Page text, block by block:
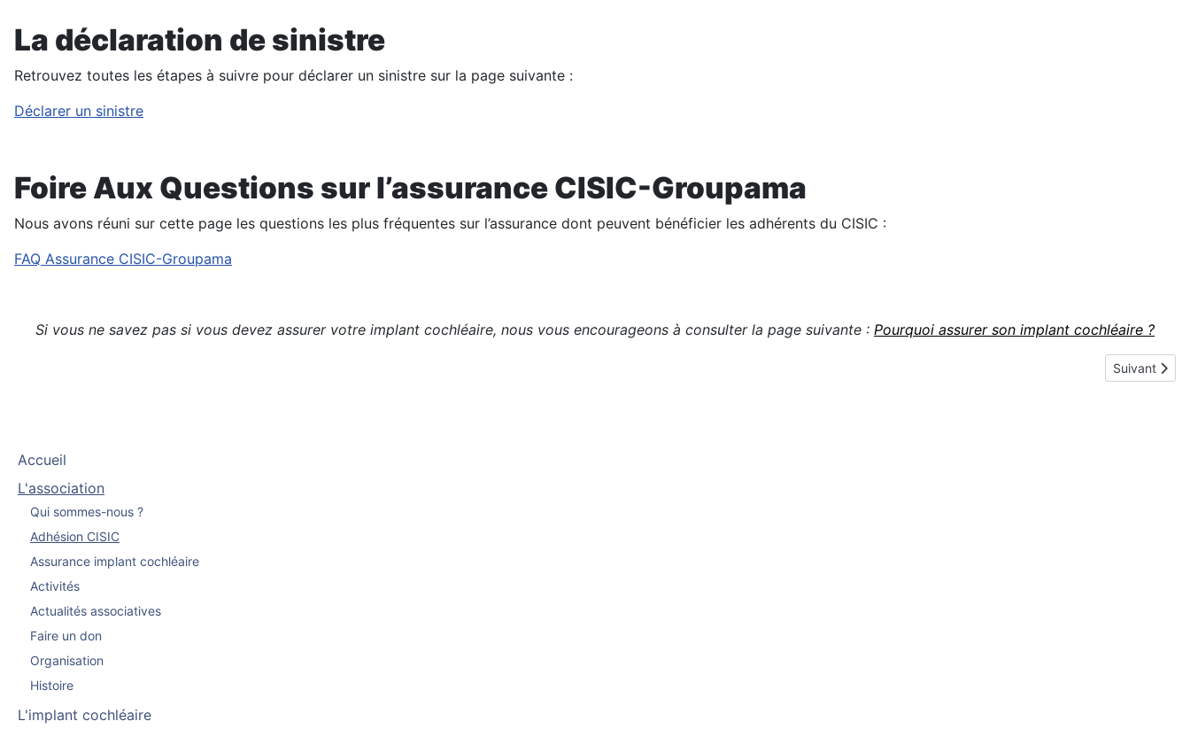
La déclaration de sinistre
Retrouvez toutes les étapes à suivre pour déclarer un sinistre sur la page suivante :
Déclarer un sinistre
Foire Aux Questions sur l’assurance CISIC-Groupama
Nous avons réuni sur cette page les questions les plus fréquentes sur l’assurance dont peuvent bénéficier les adhérents du CISIC :
FAQ Assurance CISIC-Groupama
Si vous ne savez pas si vous devez assurer votre implant cochléaire, nous vous encourageons à consulter la page suivante : Pourquoi assurer son implant cochléaire ?
Article
Suivant
Accueil
L'association
Qui sommes-nous ?
Adhésion CISIC
Assurance implant cochléaire
Activités
Actualités associatives
Faire un don
Organisation
Histoire
L'implant cochléaire